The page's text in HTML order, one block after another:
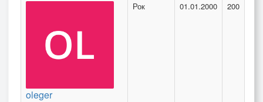
oleger
Рок 01.01.2000 200